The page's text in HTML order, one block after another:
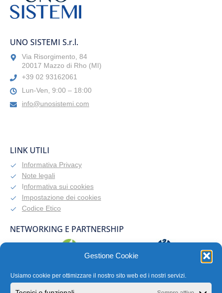
Gestione Cookie
Usiamo cookie per ottimizzare il nostro sito web ed i nostri servizi.
UNO SISTEMI S.r.l.
Via Risorgimento, 84
20017 Mazzo di Rho (MI)
+39 02 93162061
Lun-Ven, 9:00 – 18:00
info@unosistemi.com
LINK UTILI
Informativa Privacy
Note legali
Informativa sui cookies
Impostazione dei cookies
Codice Etico
NETWORKING E PARTNERSHIP